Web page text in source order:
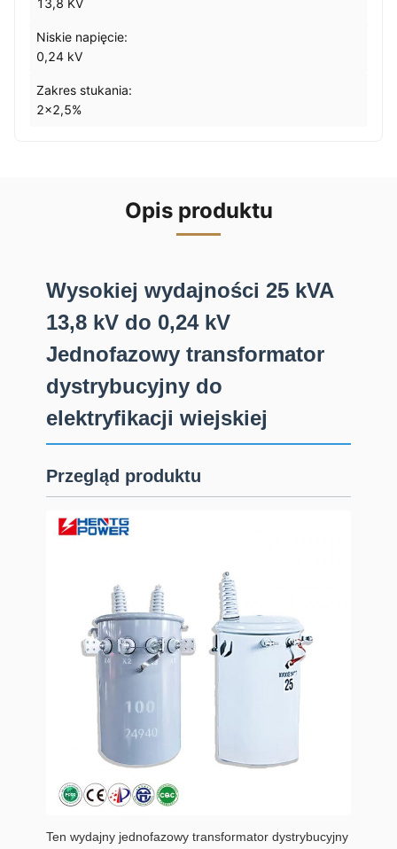
13,8 KV
Niskie napięcie:
0,24 kV
Zakres stukania:
2x2,5%
Opis produktu
Wysokiej wydajności 25 kVA
13,8 kV do 0,24 kV
Jednofazowy transformator
dystrybucyjny do
elektryfikacji wiejskiej
Przegląd produktu
Ten wydajny jednofazowy transformator dystrybucyjny